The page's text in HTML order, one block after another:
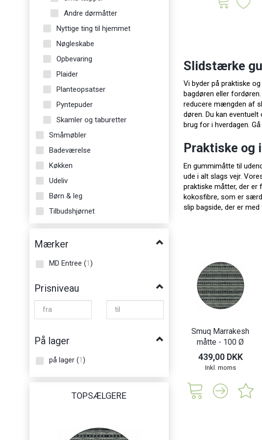
Andre dørmåtter
Nyttige ting til hjemmet
Nøgleskabe
Opbevaring
Plaider
Planteopsatser
Pyntepuder
Skamler og taburetter
Småmøbler
Badeværelse
Køkken
Udeliv
Børn & leg
Tilbudshjørnet
Mærker
MD Entree (1)
Prisniveau
På lager
på lager (1)
TOPSÆLGERE
Slidstærke
Vi byder på praktiske
bagdøren eller
reducere mængden af
døren. Du kan
brug for i hverdagen.
Praktiske og
En gummimåtte til
ude i alt slags vejr.
praktiske måtter, der er
kokosfibre, som er
slip bagside, der er
Smuq Marrakesh
måtte - 100 Ø
439,00 DKK
Inkl. moms